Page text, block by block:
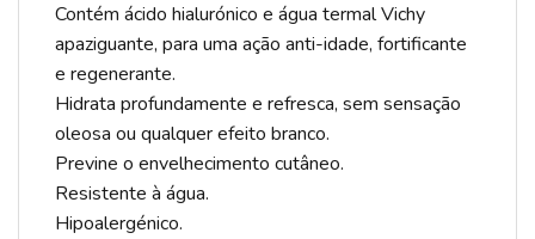
Contém ácido hialurónico e água termal Vichy
apaziguante, para uma ação anti-idade, fortificante
e regenerante.
Hidrata profundamente e refresca, sem sensação
oleosa ou qualquer efeito branco.
Previne o envelhecimento cutâneo.
Resistente à água.
Hipoalergénico.